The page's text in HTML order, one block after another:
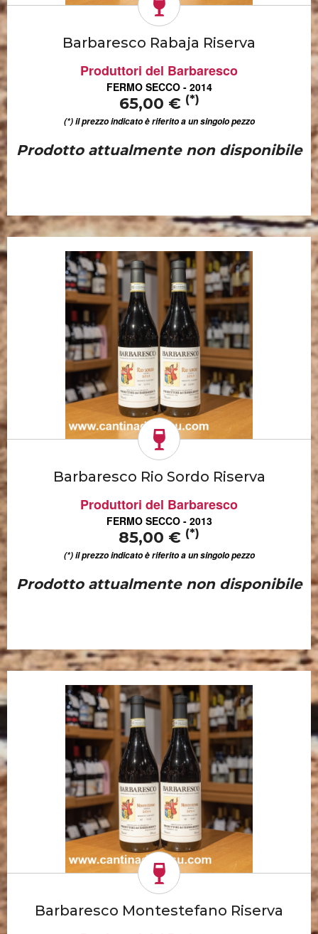
Barbaresco Rabaja Riserva
Produttori del Barbaresco
FERMO SECCO - 2014
65,00 € (*)
(*) il prezzo indicato è riferito a un singolo pezzo
Prodotto attualmente non disponibile
Barbaresco Rio Sordo Riserva
Produttori del Barbaresco
FERMO SECCO - 2013
85,00 € (*)
(*) il prezzo indicato è riferito a un singolo pezzo
Prodotto attualmente non disponibile
Barbaresco Montestefano Riserva